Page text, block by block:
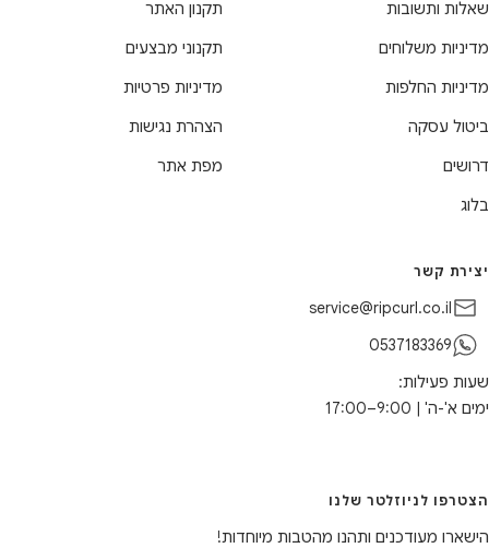
שאלות ותשובות
מדיניות משלוחים
מדיניות החלפות
ביטול עסקה
דרושים
בלוג
תקנון האתר
תקנוני מבצעים
מדיניות פרטיות
הצהרת נגישות
מפת אתר
יצירת קשר
service@ripcurl.co.il
0537183369
שעות פעילות:
ימים א'-ה' | 9:00–17:00
הצטרפו לניוזלטר שלנו
הישארו מעודכנים ותהנו מהטבות מיוחדות!